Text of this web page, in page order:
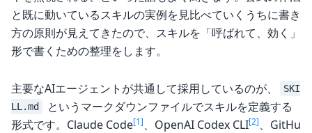
と既に動いているスキルの実例を見比べていくうちに書き
方の原則が見えてきたので、スキルを「呼ばれて、効く」
形で書くための整理をします。
主要なAIエージェントが共通して採用しているのが、
SKI
LL.md
というマークダウンファイルでスキルを定義する
形式です。Claude Code[1]、OpenAI Codex CLI[2]、GitHu